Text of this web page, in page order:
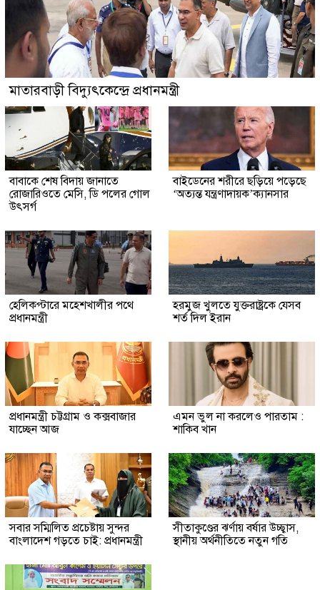
মাতারবাড়ী বিদ্যুৎকেন্দ্রে প্রধানমন্ত্রী
বাবাকে শেষ বিদায় জানাতে
রোজারিওতে মেসি, ডি পলের গোল
উৎসর্গ
বাইডেনের শরীরে ছড়িয়ে পড়েছে
‘অত্যন্ত যন্ত্রণাদায়ক’ক্যানসার
হেলিকপ্টারে মহেশখালীর পথে
প্রধানমন্ত্রী
হরমুজ খুলতে যুক্তরাষ্ট্রকে যেসব
শর্ত দিল ইরান
প্রধানমন্ত্রী চট্টগ্রাম ও কক্সবাজার
যাচ্ছেন আজ
এমন ভুল না করলেও পারতাম :
শাকিব খান
সবার সম্মিলিত প্রচেষ্টায় সুন্দর
বাংলাদেশ গড়তে চাই: প্রধানমন্ত্রী
সীতাকুণ্ডের ঝর্ণায় বর্ষার উচ্ছ্বাস,
স্থানীয় অর্থনীতিতে নতুন গতি